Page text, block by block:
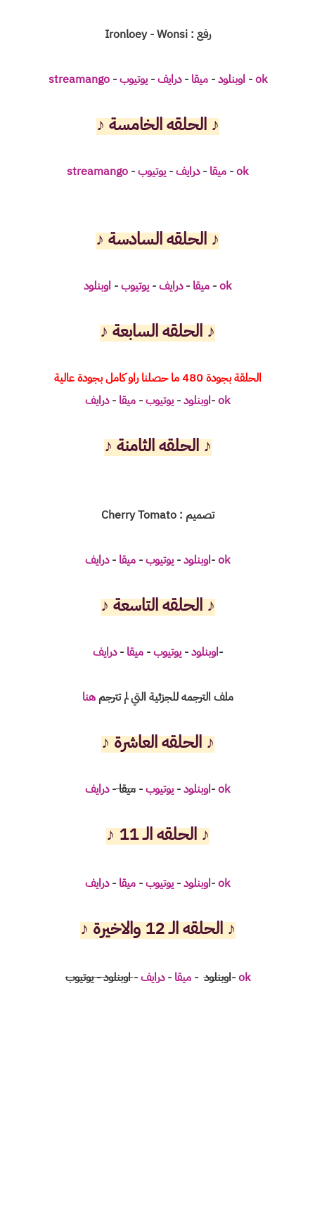
رفع : Ironloey - Wonsi
ok
- اوبنلود-ميقا -درايف-يوتيوب-
streamango
♪الحلقه الخامسة ♪
ok
- ميقا -درايف-يوتيوب-
streamango
♪الحلقه السادسة ♪
ok
- ميقا -درايف-يوتيوب- اوبنلود
♪الحلقه السابعة ♪
الحلقة بجودة 480 ما حصلنا راو كامل بجودة عالية
ok
-اوبنلود-يوتيوب- ميقا -درايف
♪الحلقه الثامنة ♪
تصميم : Cherry Tomato
ok
-اوبنلود-يوتيوب- ميقا -درايف
♪الحلقه التاسعة ♪
-اوبنلود-يوتيوب-ميقا -درايف
ملف الترجمه للجزئية التي لم تترجمهنا
♪الحلقه العاشرة ♪
ok
-اوبنلود-يوتيوب- ميقا-درايف
♪الحلقه الـ 11 ♪
ok
-اوبنلود-يوتيوب- ميقا -درايف
♪الحلقه الـ 12 والاخيرة ♪
ok
-اوبنلود-ميقا -درايف-اوبنلود - يوتيوب